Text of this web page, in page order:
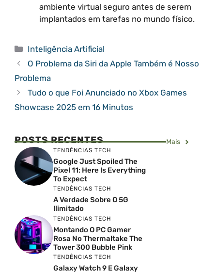
ambiente virtual seguro antes de serem
implantados em tarefas no mundo físico.
Categorias
Inteligência Artificial
O Problema da Siri da Apple Também é Nosso
Problema
Tudo o que Foi Anunciado no Xbox Games
Showcase 2025 em 16 Minutos
POSTS RECENTES Mais
TENDÊNCIAS TECH
Google Just Spoiled The
Pixel 11: Here Is Everything
To Expect
TENDÊNCIAS TECH
A Verdade Sobre O 5G
Ilimitado
TENDÊNCIAS TECH
Montando O PC Gamer
Rosa No Thermaltake The
Tower 300 Bubble Pink
TENDÊNCIAS TECH
Galaxy Watch 9 E Galaxy